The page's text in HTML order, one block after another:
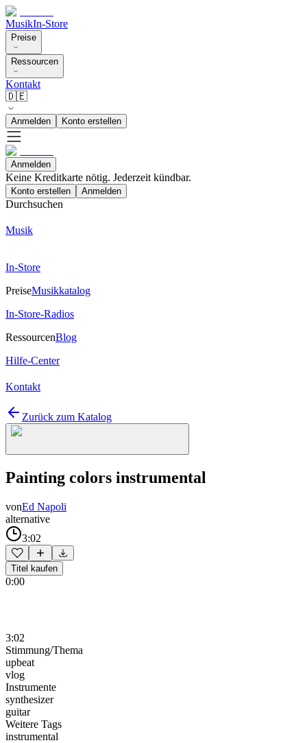
MusikIn-Store
Preise
Ressourcen
Kontakt
🇩🇪
Anmelden Konto erstellen
Anmelden
Keine Kreditkarte nötig. Jederzeit kündbar.
Konto erstellen Anmelden
Durchsuchen
Musik
In-Store
PreiseMusikkatalog
In-Store-Radios
RessourcenBlog
Hilfe-Center
Kontakt
Zurück zum Katalog
Painting colors instrumental
vonEd Napoli
alternative
3:02
Titel kaufen
0:00
3:02
Stimmung/Thema
upbeat
vlog
Instrumente
synthesizer
guitar
Weitere Tags
instrumental